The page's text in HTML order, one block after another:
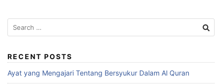
Search
for:
RECENT POSTS
Ayat yang Mengajari Tentang Bersyukur Dalam Al Quran